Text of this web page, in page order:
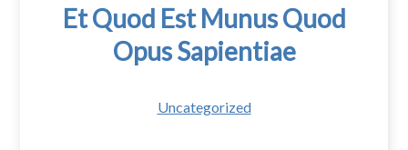
Et Quod Est Munus Quod
Opus Sapientiae
Uncategorized